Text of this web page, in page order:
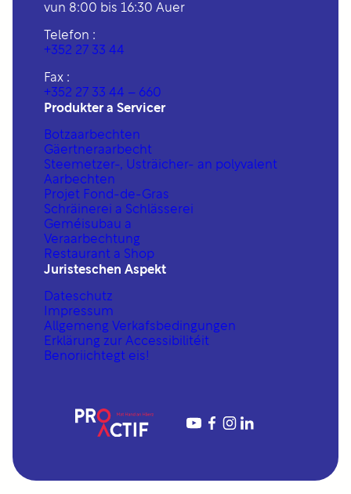
vun 8:00 bis 16:30 Auer
Telefon :
+352 27 33 44
Fax :
+352 27 33 44 – 660
Produkter a Servicer
Botzaarbechten
Gäertneraarbecht
Steemetzer-, Usträicher- an polyvalent
Aarbechten
Projet Fond-de-Gras
Schräinerei a Schlässerei
Geméisubau a
Veraarbechtung
Restaurant a Shop
Juristeschen Aspekt
Dateschutz
Impressum
Allgemeng Verkafsbedingungen
Erklärung zur Accessibilitéit
Benoriichtegt eis!
YouTube
https://
https://
https://www.linkedin.com/company/proactif-sis-s%C3%A0rl/